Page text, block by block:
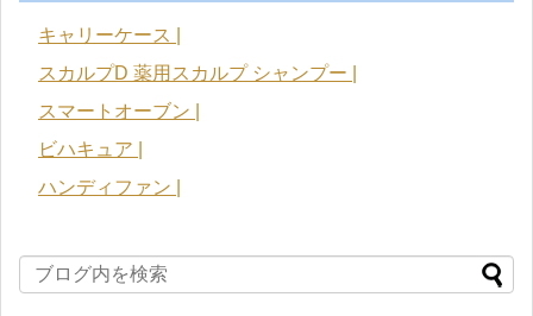
キャリーケース |
スカルプD 薬用スカルプ シャンプー |
スマートオーブン |
ビハキュア |
ハンディファン |